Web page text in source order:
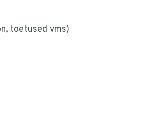
toetused vms)